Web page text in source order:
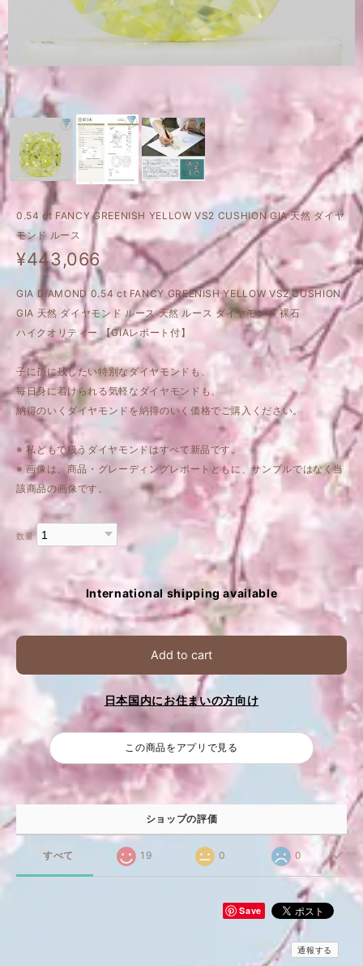
0.54 ct FANCY GREENISH YELLOW VS2 CUSHION GIA 天然 ダイヤ
モンド ルース
¥443,066
GIA DIAMOND 0.54 ct FANCY GREENISH YELLOW VS2 CUSHION
GIA 天然 ダイヤモンド ルース 天然 ルース ダイヤモンド 裸石
ハイクオリティー 【GIAレポート付】
子に孫に残したい特別なダイヤモンドも、
毎日身に着けられる気軽なダイヤモンドも、
納得のいくダイヤモンドを納得のいく価格でご購入ください。
※ 私どもで扱うダイヤモンドはすべて新品です。
※ 画像は、商品・グレーディングレポートともに、サンプルではなく当
該商品の画像です。
数量
International shipping available
Add to cart
日本国内にお住まいの方向け
この商品をアプリで見る
ショップの評価
すべて 19 0 0
Save
通報する